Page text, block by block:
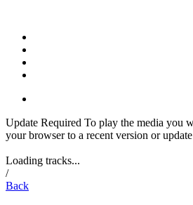
Update Required To play the media you
your browser to a recent version or
Loading tracks...
/
Back